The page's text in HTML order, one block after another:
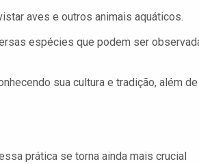
aves e outros animais aquáticos.
espécies que podem ser
sua cultura e tradição, além de
prática se torna ainda mais crucial